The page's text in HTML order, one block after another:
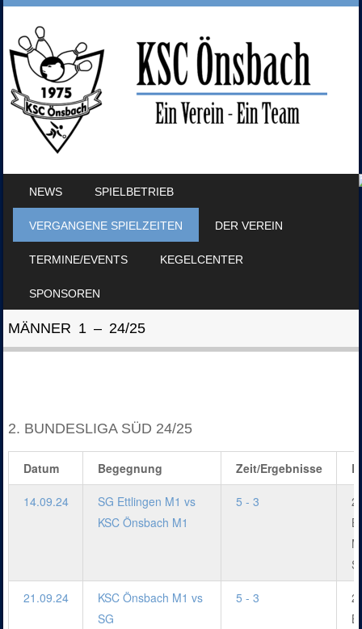
MENU
NEWS SPIELBETRIEB
VERGANGENE SPIELZEITEN DER VEREIN
TERMINE/EVENTS KEGELCENTER
SPONSOREN
MÄNNER 1 – 24/25
2. BUNDESLIGA SÜD 24/25
Datum Begegnung Zeit/Ergebnisse
14.09.24
SG Ettlingen M1 vs
KSC Önsbach M1
5 - 3
2.
21.09.24
KSC Önsbach M1 vs
SG
5 - 3
2.